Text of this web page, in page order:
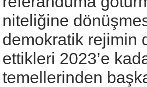
niteliğine
demokratik rejimin
ettikleri 2023’e
temellerinden